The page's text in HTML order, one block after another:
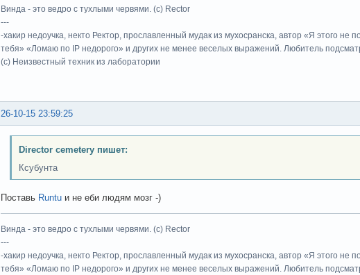
Винда - это ведро с тухлыми червями. (с) Rector
---
-хакир недоучка, некто Ректор, прославленный мудак из мухосранска, автор «Я этого не
тебя» «Ломаю по IP недорого» и других не менее веселых выражений. Любитель
(c) Неизвестный техник из лаборатории
26-10-15 23:59:25
Director cemetery пишет:
Ксубунта
Поставь Runtu и не еби людям мозг -)
Винда - это ведро с тухлыми червями. (с) Rector
---
-хакир недоучка, некто Ректор, прославленный мудак из мухосранска, автор «Я этого не
тебя» «Ломаю по IP недорого» и других не менее веселых выражений. Любитель